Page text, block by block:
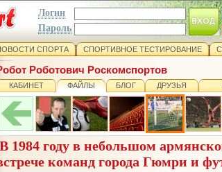
Логин
Пароль
СПОРТА СПОРТИВНОЕ ТЕСТИРОВАНИЕ
Роботович Роскомспортов
КАБИНЕТ ФАЙЛЫ БЛОГ ДРУЗЬЯ
В 1984 году в небольшом
команд города Гюмри и